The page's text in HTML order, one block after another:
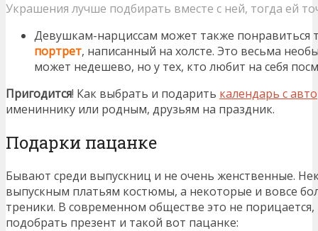
Украшения лучше подбирать вместе с ней, тогда ей
Девушкам-нарциссам может также понравиться
портрет, написанный на холсте. Это весьма
может недешево, но у тех, кто любит на себя
Пригодится! Как выбрать и подарить календарь с
имениннику или родным, друзьям на праздник.
Подарки пацанке
Бывают среди выпускниц и не очень женственные.
выпускным платьям костюмы, а некоторые и вовсе
треники. В современном обществе это не
подобрать презент и такой вот пацанке: